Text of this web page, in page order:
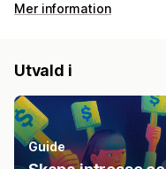
Mer information
Utvald i
Guide